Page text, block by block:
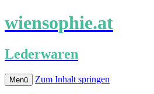
wiensophie.at
Lederwaren
Menü Zum Inhalt springen